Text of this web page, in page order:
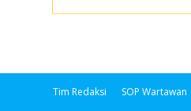
Tim Redaksi SOP Wartawan